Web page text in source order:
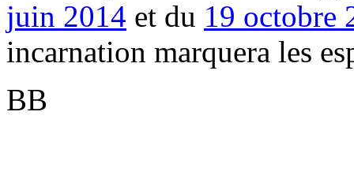
juin 2014 et du 19 octobre
incarnation marquera les
BB